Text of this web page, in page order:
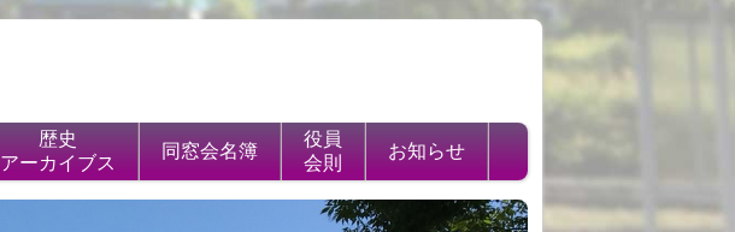
歴史
アーカイブス
同窓会名簿
役員
会則
お知らせ